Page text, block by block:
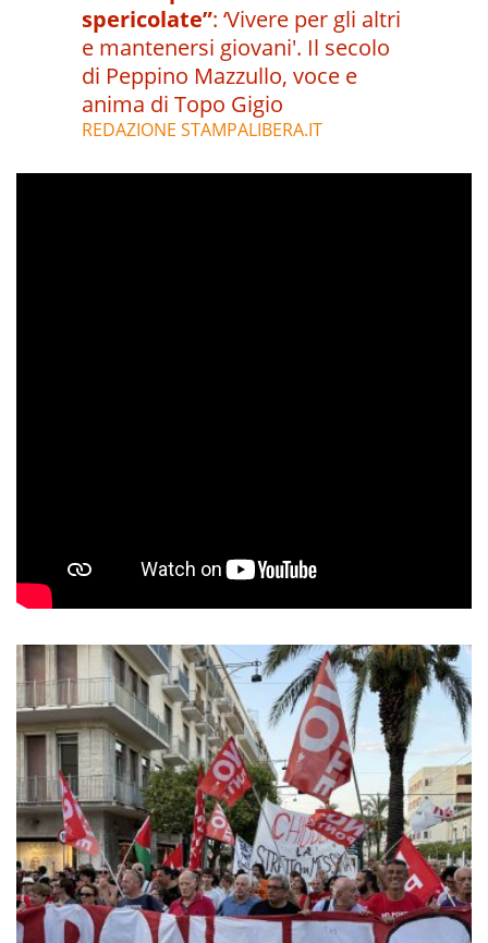
spericolate”: ‘Vivere per gli altri
e mantenersi giovani'. Il secolo
di Peppino Mazzullo, voce e
anima di Topo Gigio
REDAZIONE STAMPALIBERA.IT